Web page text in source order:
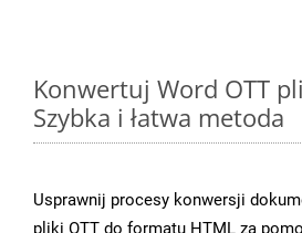
Konwertuj Word OTT
Szybka i łatwa metoda
Usprawnij procesy konwersji
pliki OTT do formatu HTML za